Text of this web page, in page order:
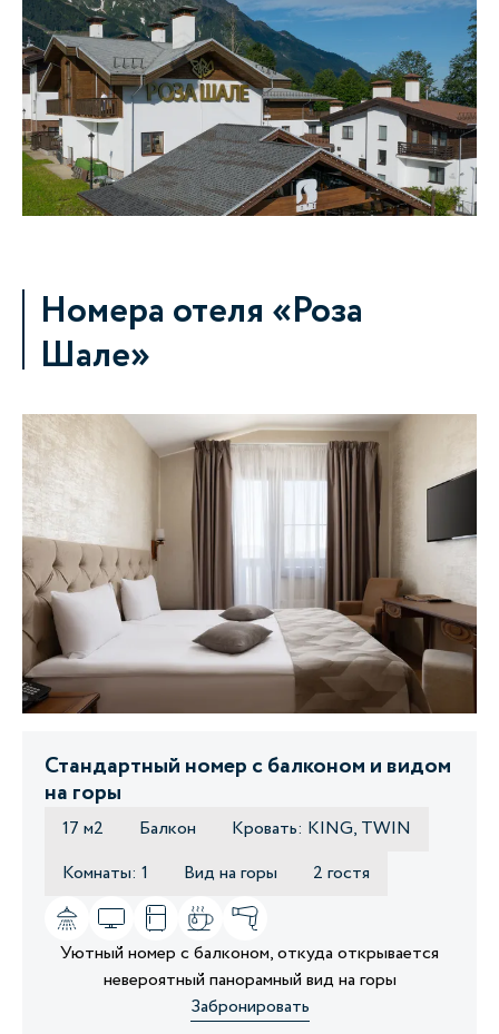
Номера отеля «Роза
Шале»
Стандартный номер с балконом и видом
на горы
17 м2 Балкон
Кровать: KING, TWIN
Комнаты: 1
Вид на горы 2 гостя
Уютный номер с балконом, откуда открывается
невероятный панорамный вид на горы
Забронировать